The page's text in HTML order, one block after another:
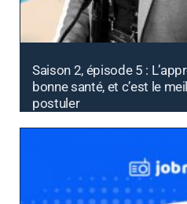
Saison 2, épisode 5 :
bonne santé, et c’est le
postuler